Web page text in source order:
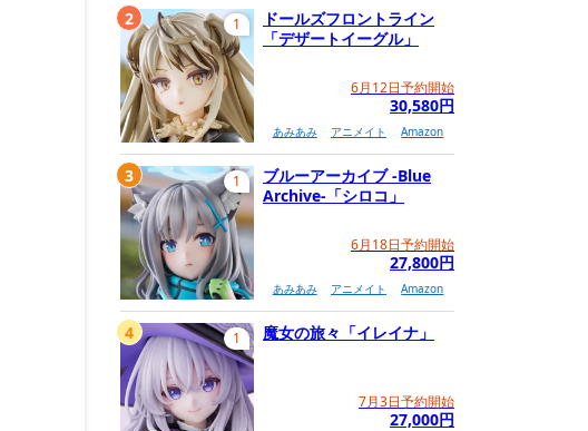
ドールズフロントライン
「デザートイーグル」
6月12日予約開始
30,580円
あみあみ アニメイト Amazon
1
2
ブルーアーカイブ -Blue
Archive-「シロコ」
6月18日予約開始
27,800円
あみあみ アニメイト Amazon
1
3
魔女の旅々「イレイナ」
7月3日予約開始
27,000円
1
4